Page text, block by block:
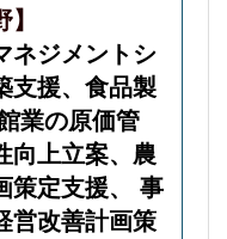
ネジメントシ
支援、食品製
業の原価管
向上立案、農
策定支援、 事
営改善計画策